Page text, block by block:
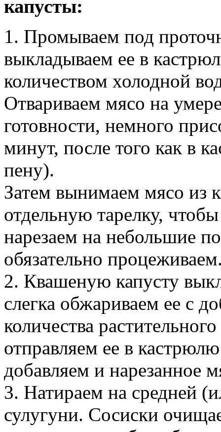
капусты:
1. Промываем под
выкладываем ее в
количеством холодной
Отвариваем мясо на
готовности, немного
минут, после того как в
пену).
Затем вынимаем мясо из
отдельную тарелку,
нарезаем на небольшие
обязательно
2. Квашеную капусту
слегка обжариваем ее с
количества
отправляем ее в
добавляем и нарезанное
3. Натираем на средней
сулугуни. Сосиски